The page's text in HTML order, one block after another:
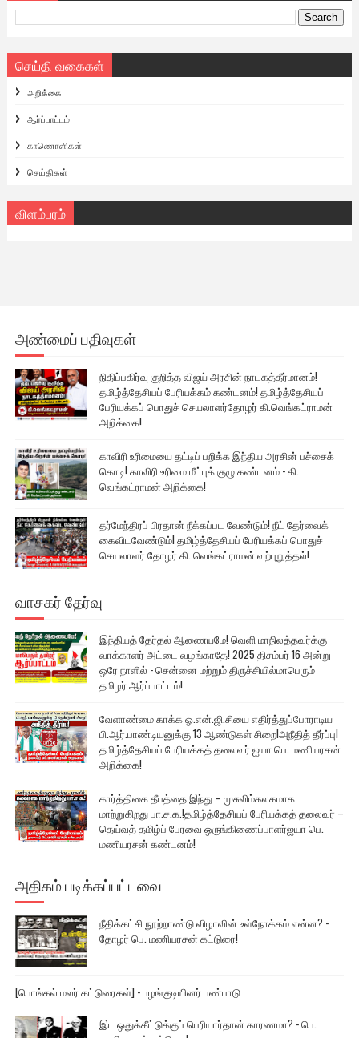
செய்தி வகைகள்
அறிக்கை
ஆர்ப்பாட்டம்
காணொளிகள்
செய்திகள்
விளம்பரம்
அண்மைப் பதிவுகள்
நிதிப்பகிர்வு குறித்த விஜய் அரசின் நாடகத்தீர்மானம்!
தமிழ்த்தேசியப் பேரியக்கம் கண்டனம்! தமிழ்த்தேசியப்
பேரியக்கப் பொதுச் செயலாளர்தோழர் கி.வெங்கட்ராமன்
அறிக்கை!
காவிரி உரிமையை தட்டிப் பறிக்க இந்திய அரசின் பச்சைக்
கொடி! காவிரி உரிமை மீட்புக் குழு கண்டனம் - கி.
வெங்கட்ராமன் அறிக்கை!
தர்மேந்திரப் பிரதான் நீக்கப்பட வேண்டும்! நீட் தேர்வைக்
கைவிடவேண்டும்! தமிழ்த்தேசியப் பேரியக்கப் பொதுச்
செயலாளர் தோழர் கி. வெங்கட்ராமன் வற்புறுத்தல்!
வாசகர் தேர்வு
இந்தியத் தேர்தல் ஆணையமே! வெளி மாநிலத்தவர்க்கு
வாக்காளர் அட்டை வழங்காதே! 2025 திசம்பர் 16 அன்று
ஒரே நாளில் - சென்னை மற்றும் திருச்சியில்மாபெரும்
தமிழர் ஆர்ப்பாட்டம்!
வேளாண்மை காக்க ஓ.என்.ஜி.சியை எதிர்த்துப்போராடிய
பி.ஆர்.பாண்டியனுக்கு 13 ஆண்டுகள் சிறை!அநீதித் தீர்ப்பு!
தமிழ்த்தேசியப் பேரியக்கத் தலைவர் ஐயா பெ. மணியரசன்
அறிக்கை!
கார்த்திகை தீபத்தை இந்து – முசுலிம்கலகமாக
மாற்றுகிறது பா.ச.க.!தமிழ்த்தேசியப் பேரியக்கத் தலைவர் –
தெய்வத் தமிழ்ப் பேரவை ஒருங்கிணைப்பாளர்ஐயா பெ.
மணியரசன் கண்டனம்!
அதிகம் படிக்கப்பட்டவை
நீதிக்கட்சி நூற்றாண்டு விழாவின் உள்நோக்கம் என்ன? -
தோழர் பெ. மணியரசன் கட்டுரை!
[பொங்கல் மலர் கட்டுரைகள்] - பழங்குடியினர் பண்பாடு
இட ஒதுக்கீட்டுக்குப் பெரியார்தான் காரணமா? - பெ.